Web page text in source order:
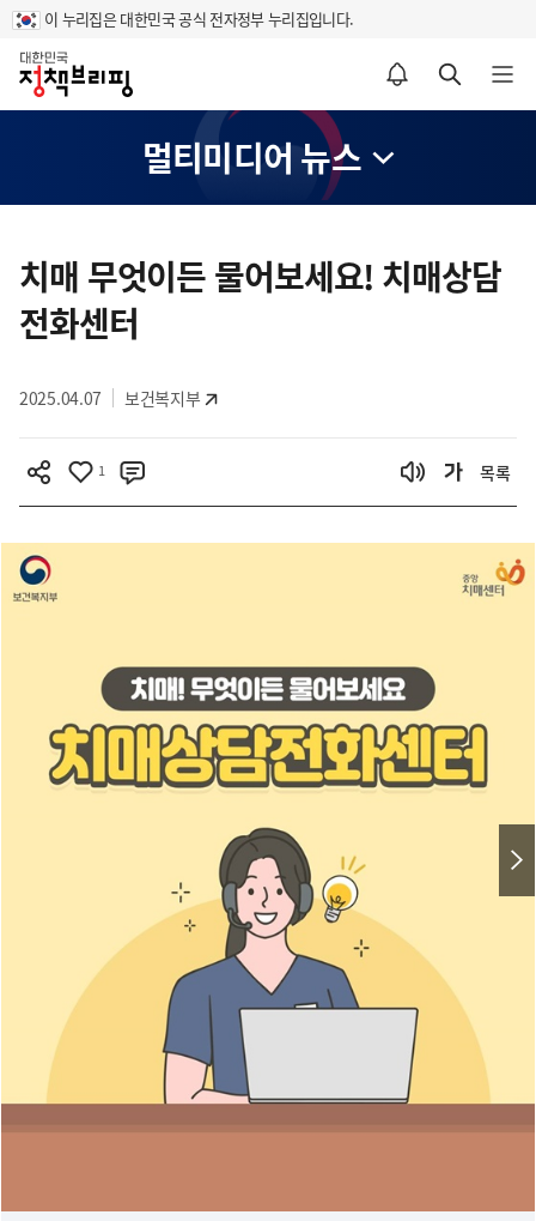
이 누리집은 대한민국 공식 전자정부 누리집입니다.
홈
알림설정 바로가기 검색 바로가기 메뉴 열기
멀티미디어 뉴스
텐
츠
영
치매 무엇이든 물어보세요! 치매상담
전화센터
2025.04.07 보건복지부
1 목록